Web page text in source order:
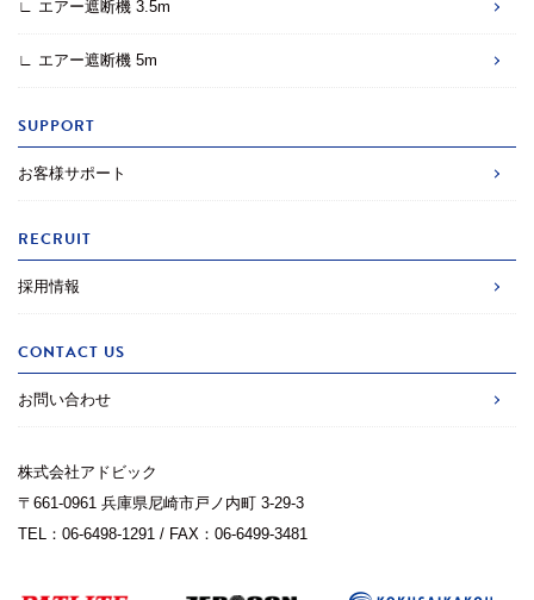
∟ エアー遮断機 3.5m
∟ エアー遮断機 5m
SUPPORT
お客様サポート
RECRUIT
採用情報
CONTACT US
お問い合わせ
株式会社アドビック
〒661-0961 兵庫県尼崎市戸ノ内町 3-29-3
TEL：06-6498-1291 / FAX：06-6499-3481